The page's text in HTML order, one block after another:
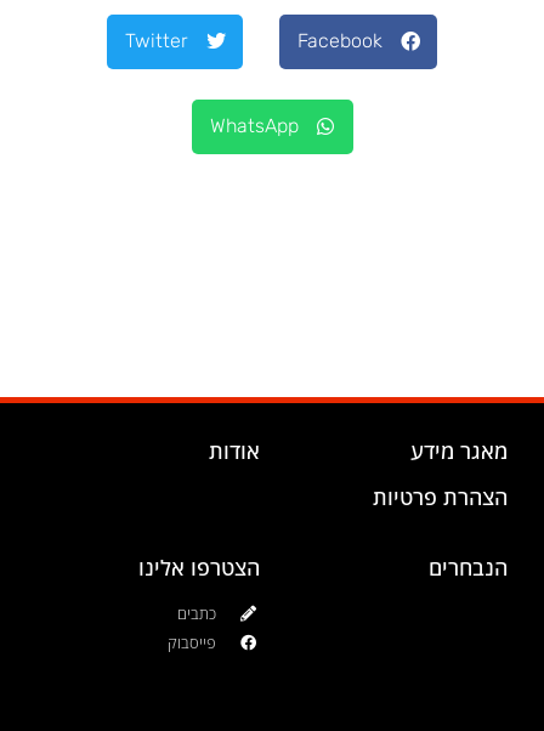
Facebook
Twitter
WhatsApp
מאגר מידע
הצהרת פרטיות
אודות
הנבחרים הצטרפו אלינו
כתבים
פייסבוק